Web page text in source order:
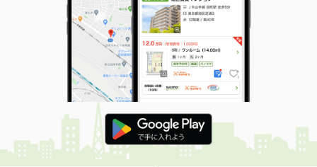
価 格
5.20万円
住 所
鳥取県境港市米川町
専有面積 58.4m²
間取り
2DK
鳥取県倉吉市山根
価 格
4.40万円
住 所
鳥取県倉吉市山根
専有面積